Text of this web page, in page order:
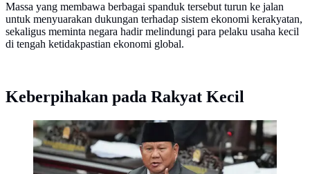
Massa yang membawa berbagai spanduk tersebut turun ke jalan
untuk menyuarakan dukungan terhadap sistem ekonomi kerakyatan,
sekaligus meminta negara hadir melindungi para pelaku usaha kecil
di tengah ketidakpastian ekonomi global.
Keberpihakan pada Rakyat Kecil
Presiden Republik Indonesia, Prabowo Subianto, saat
menyampaikan pidatonya pada sidang paripurna
Dewan Perwakilan Rakyat (DPR) di Jakarta, Rabu 20
Mei 2026. (AP Photo/Achmad Ibrahim)